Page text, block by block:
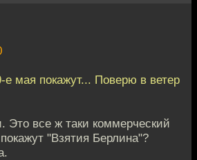
мая покажут... Поверю в ветер
Это все ж таки коммерческий
покажут "Взятия Берлина"?